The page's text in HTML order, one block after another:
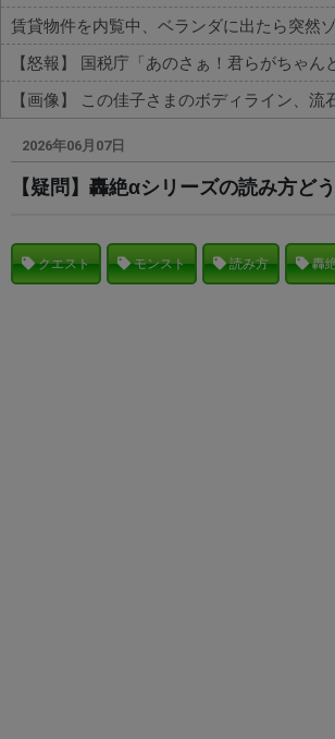
Powered by livedoor 相互RSS
2026年06月07日
【疑問】轟絶αシリーズの読み方ど
クエスト モンスト 読み方 轟